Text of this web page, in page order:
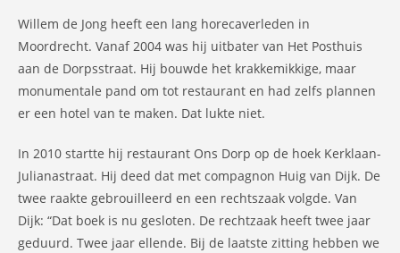
Willem de Jong heeft een lang horecaverleden in
Moordrecht. Vanaf 2004 was hij uitbater van Het Posthuis
aan de Dorpsstraat. Hij bouwde het krakkemikkige, maar
monumentale pand om tot restaurant en had zelfs plannen
er een hotel van te maken. Dat lukte niet.
In 2010 startte hij restaurant Ons Dorp op de hoek Kerklaan-
Julianastraat. Hij deed dat met compagnon Huig van Dijk. De
twee raakte gebrouilleerd en een rechtszaak volgde. Van
Dijk: “Dat boek is nu gesloten. De rechtzaak heeft twee jaar
geduurd. Twee jaar ellende. Bij de laatste zitting hebben we